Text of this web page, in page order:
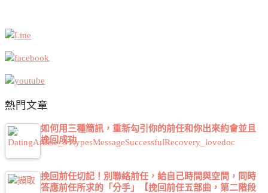
熱門文章
如何用三種簡訊，重新勾引你的前任和你出來約會並且
挽回成功
挽回前任切記！別聯絡前任，給自己時間與空間，同時
答應前任所求的「分手」【挽回前任五部曲，第二階段